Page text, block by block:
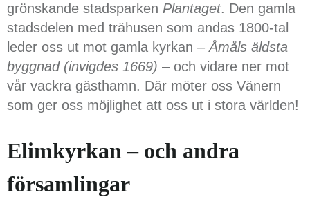
grönskande stadsparken Plantaget. Den gamla
stadsdelen med trähusen som andas 1800-tal
leder oss ut mot gamla kyrkan – Åmåls äldsta
byggnad (invigdes 1669) – och vidare ner mot
vår vackra gästhamn. Där möter oss Vänern
som ger oss möjlighet att oss ut i stora världen!
Elimkyrkan – och andra
församlingar